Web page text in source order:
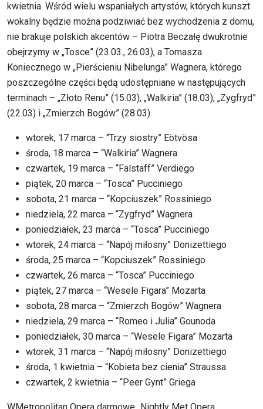
kwietnia. Wśród wielu wspaniałych artystów, których kunszt
wokalny będzie można podziwiać bez wychodzenia z domu,
nie brakuje polskich akcentów – Piotra Beczałę dwukrotnie
obejrzymy w „Tosce” (23.03., 26.03), a Tomasza
Koniecznego w „Pierścieniu Nibelunga” Wagnera, którego
poszczególne części będą udostępniane w następujących
terminach – „Złoto Renu” (15.03), „Walkiria” (18.03), „Zygfryd”
(22.03) i „Zmierzch Bogów” (28.03).
wtorek, 17 marca – “Trzy siostry” Eötvösa
środa, 18 marca – “Walkiria” Wagnera
czwartek, 19 marca – “Falstaff” Verdiego
piątek, 20 marca – “Tosca” Pucciniego
sobota, 21 marca – “Kopciuszek” Rossiniego
niedziela, 22 marca – “Zygfryd” Wagnera
poniedziałek, 23 marca – “Tosca” Pucciniego
wtorek, 24 marca – “Napój miłosny” Donizettiego
środa, 25 marca – “Kopciuszek” Rossiniego
czwartek, 26 marca – “Tosca” Pucciniego
piątek, 27 marca – “Wesele Figara” Mozarta
sobota, 28 marca – “Zmierzch Bogów” Wagnera
niedziela, 29 marca – “Romeo i Julia” Gounoda
poniedziałek, 30 marca – “Wesele Figara” Mozarta
wtorek, 31 marca – “Napój miłosny” Donizettiego
środa, 1 kwietnia – “Kobieta bez cienia” Straussa
czwartek, 2 kwietnia – “Peer Gynt” Griega